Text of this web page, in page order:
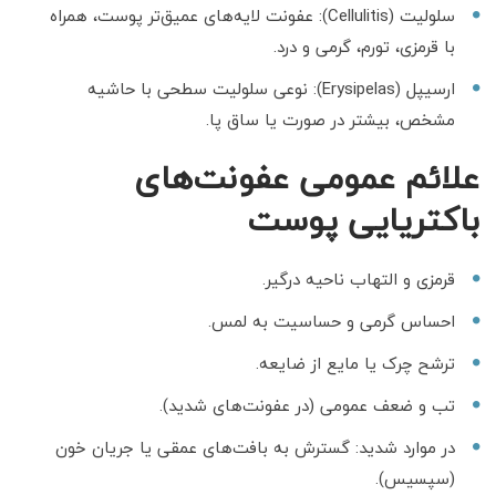
سلولیت (Cellulitis): عفونت لایه‌های عمیق‌تر پوست، همراه
با قرمزی، تورم، گرمی و درد.
ارسیپل (Erysipelas): نوعی سلولیت سطحی با حاشیه
مشخص، بیشتر در صورت یا ساق پا.
علائم عمومی عفونت‌های
باکتریایی پوست
قرمزی و التهاب ناحیه درگیر.
احساس گرمی و حساسیت به لمس.
ترشح چرک یا مایع از ضایعه.
تب و ضعف عمومی (در عفونت‌های شدید).
در موارد شدید: گسترش به بافت‌های عمقی یا جریان خون
(سپسیس).